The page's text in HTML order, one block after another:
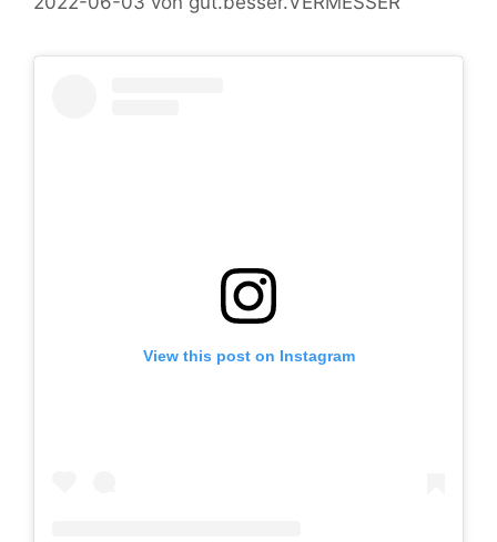
View this post on Instagram